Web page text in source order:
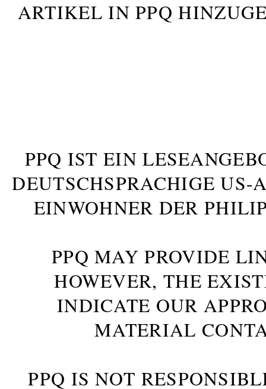
ARTIKEL IN PPQ
PPQ IST EIN
DEUTSCHSPRACHIGE US-
INWOHNER DER
PPQ MAY PROVIDE
HOWEVER, THE
INDICATE OUR
MATERIAL
PPQ IS NOT